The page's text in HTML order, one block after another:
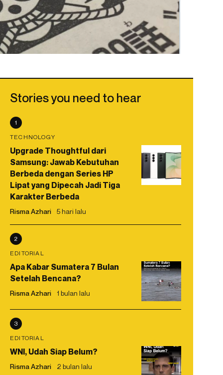
Stories you need to hear
1
TECHNOLOGY
Upgrade Thoughtful dari
Samsung: Jawab Kebutuhan
Berbeda dengan Series HP
Lipat yang Dipecah Jadi Tiga
Karakter Berbeda
Risma Azhari 5 hari lalu
2
EDITORIAL
Apa Kabar Sumatera 7 Bulan
Setelah Bencana?
Risma Azhari 1 bulan lalu
3
EDITORIAL
WNI, Udah Siap Belum?
Risma Azhari 2 bulan lalu